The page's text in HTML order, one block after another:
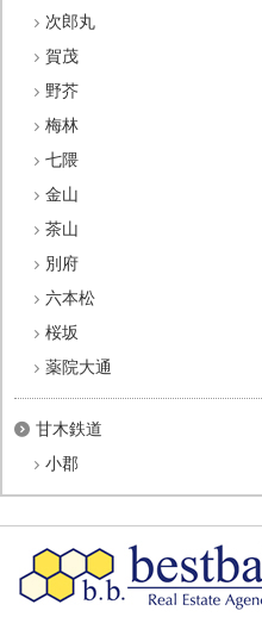
次郎丸
賀茂
野芥
梅林
七隈
金山
茶山
別府
六本松
桜坂
薬院大通
甘木鉄道
小郡